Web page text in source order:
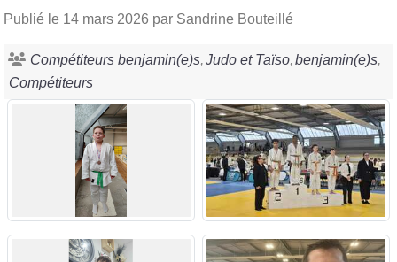
Publié le 14 mars 2026 par Sandrine Bouteillé
Compétiteurs benjamin(e)s Judo et Taïso benjamin(e)s
Compétiteurs